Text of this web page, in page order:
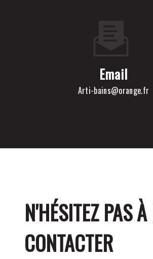
Email
arti-bains@orange.fr
N'HÉSITEZ PAS
CONTACTER